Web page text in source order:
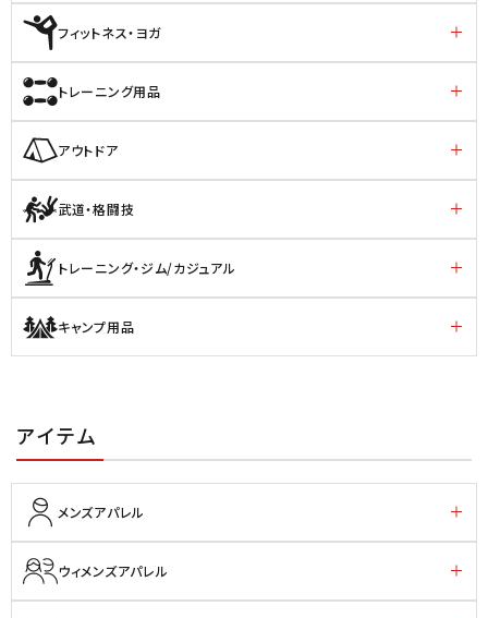
フィットネス・ヨガ
トレーニング用品
アウトドア
武道・格闘技
トレーニング・ジム/カジュアル
キャンプ用品
アイテム
メンズアパレル
ウィメンズアパレル